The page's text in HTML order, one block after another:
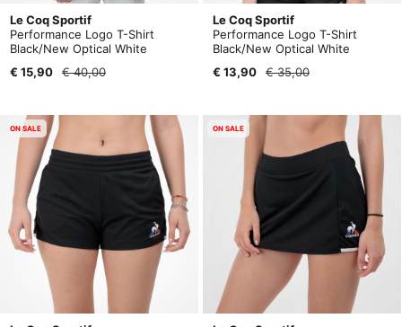
Le Coq Sportif
Performance Logo T-Shirt
Black/New Optical White
€ 15,90
€ 40,00
Le Coq Sportif
Performance Logo T-Shirt
Black/New Optical White
€ 13,90
€ 35,00
ON SALE ON SALE